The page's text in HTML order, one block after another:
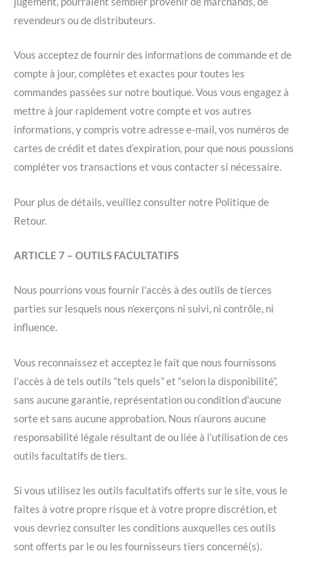
revendeurs ou de distributeurs.
Vous acceptez de fournir des informations de commande et de
compte à jour, complètes et exactes pour toutes les
commandes passées sur notre boutique. Vous vous engagez à
mettre à jour rapidement votre compte et vos autres
informations, y compris votre adresse e-mail, vos numéros de
cartes de crédit et dates d’expiration, pour que nous poussions
compléter vos transactions et vous contacter si nécessaire.
Pour plus de détails, veuillez consulter notre Politique de
Retour.
ARTICLE 7 – OUTILS FACULTATIFS
Nous pourrions vous fournir l’accès à des outils de tierces
parties sur lesquels nous n’exerçons ni suivi, ni contrôle, ni
influence.
Vous reconnaissez et acceptez le fait que nous fournissons
l’accès à de tels outils “tels quels” et “selon la disponibilité”,
sans aucune garantie, représentation ou condition d’aucune
sorte et sans aucune approbation. Nous n’aurons aucune
responsabilité légale résultant de ou liée à l’utilisation de ces
outils facultatifs de tiers.
Si vous utilisez les outils facultatifs offerts sur le site, vous le
faites à votre propre risque et à votre propre discrétion, et
vous devriez consulter les conditions auxquelles ces outils
sont offerts par le ou les fournisseurs tiers concerné(s).